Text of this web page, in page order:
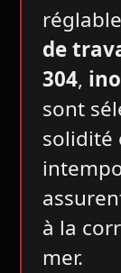
de
304,
sont
solidité
à la
mer.